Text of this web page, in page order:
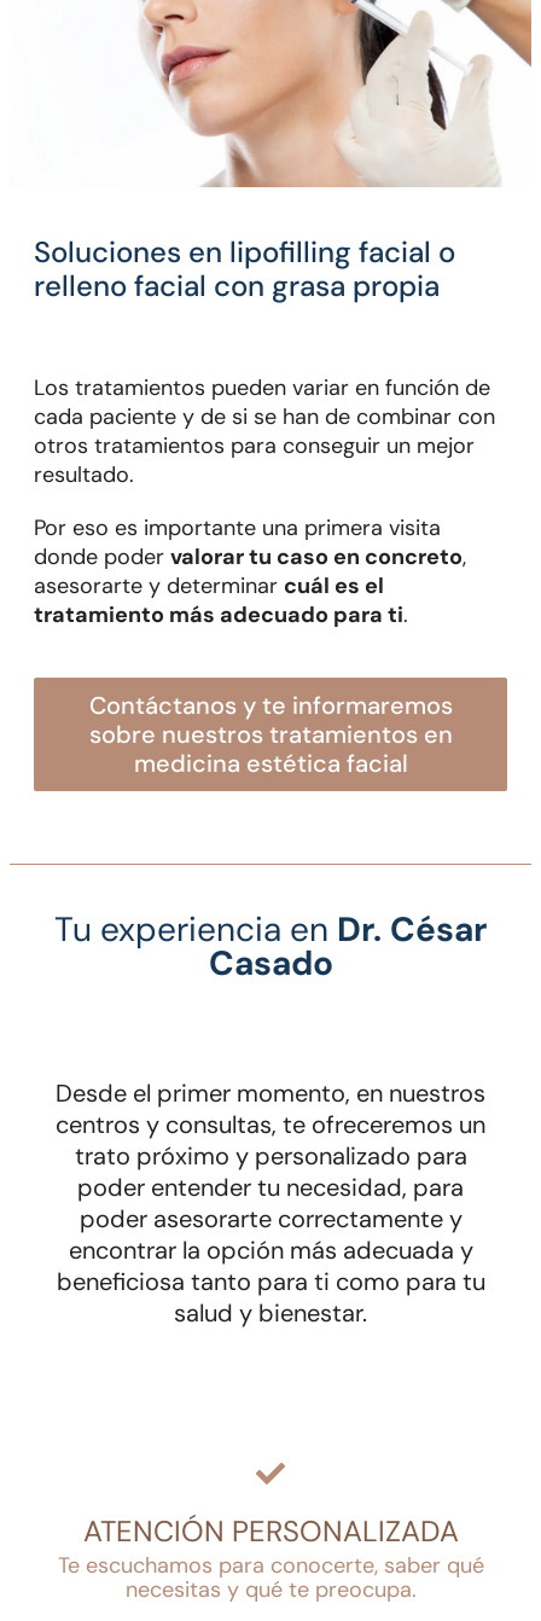
soluciones en lipofilling facial o
relleno facial con grasa propia
Los tratamientos pueden variar en función de
cada paciente y de si se han de combinar con
otros tratamientos para conseguir un mejor
resultado.
Por eso es importante una primera visita
donde poder valorar tu caso en concreto,
asesorarte y determinar cuál es el
tratamiento más adecuado para ti.
contáctanos y te informaremos
sobre nuestros tratamientos en
medicina estética facial
Tu experiencia en Dr. César
Casado
Desde el primer momento, en nuestros
centros y consultas, te ofreceremos un
trato próximo y personalizado para
poder entender tu necesidad, para
poder asesorarte correctamente y
encontrar la opción más adecuada y
beneficiosa tanto para ti como para tu
salud y bienestar.
ATENCIÓN PERSONALIZADA
Te escuchamos para conocerte, saber qué
necesitas y qué te preocupa.